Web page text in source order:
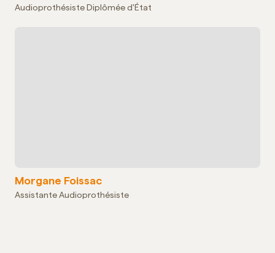
Audioprothésiste Diplômée d'État
Morgane Foissac
Assistante Audioprothésiste